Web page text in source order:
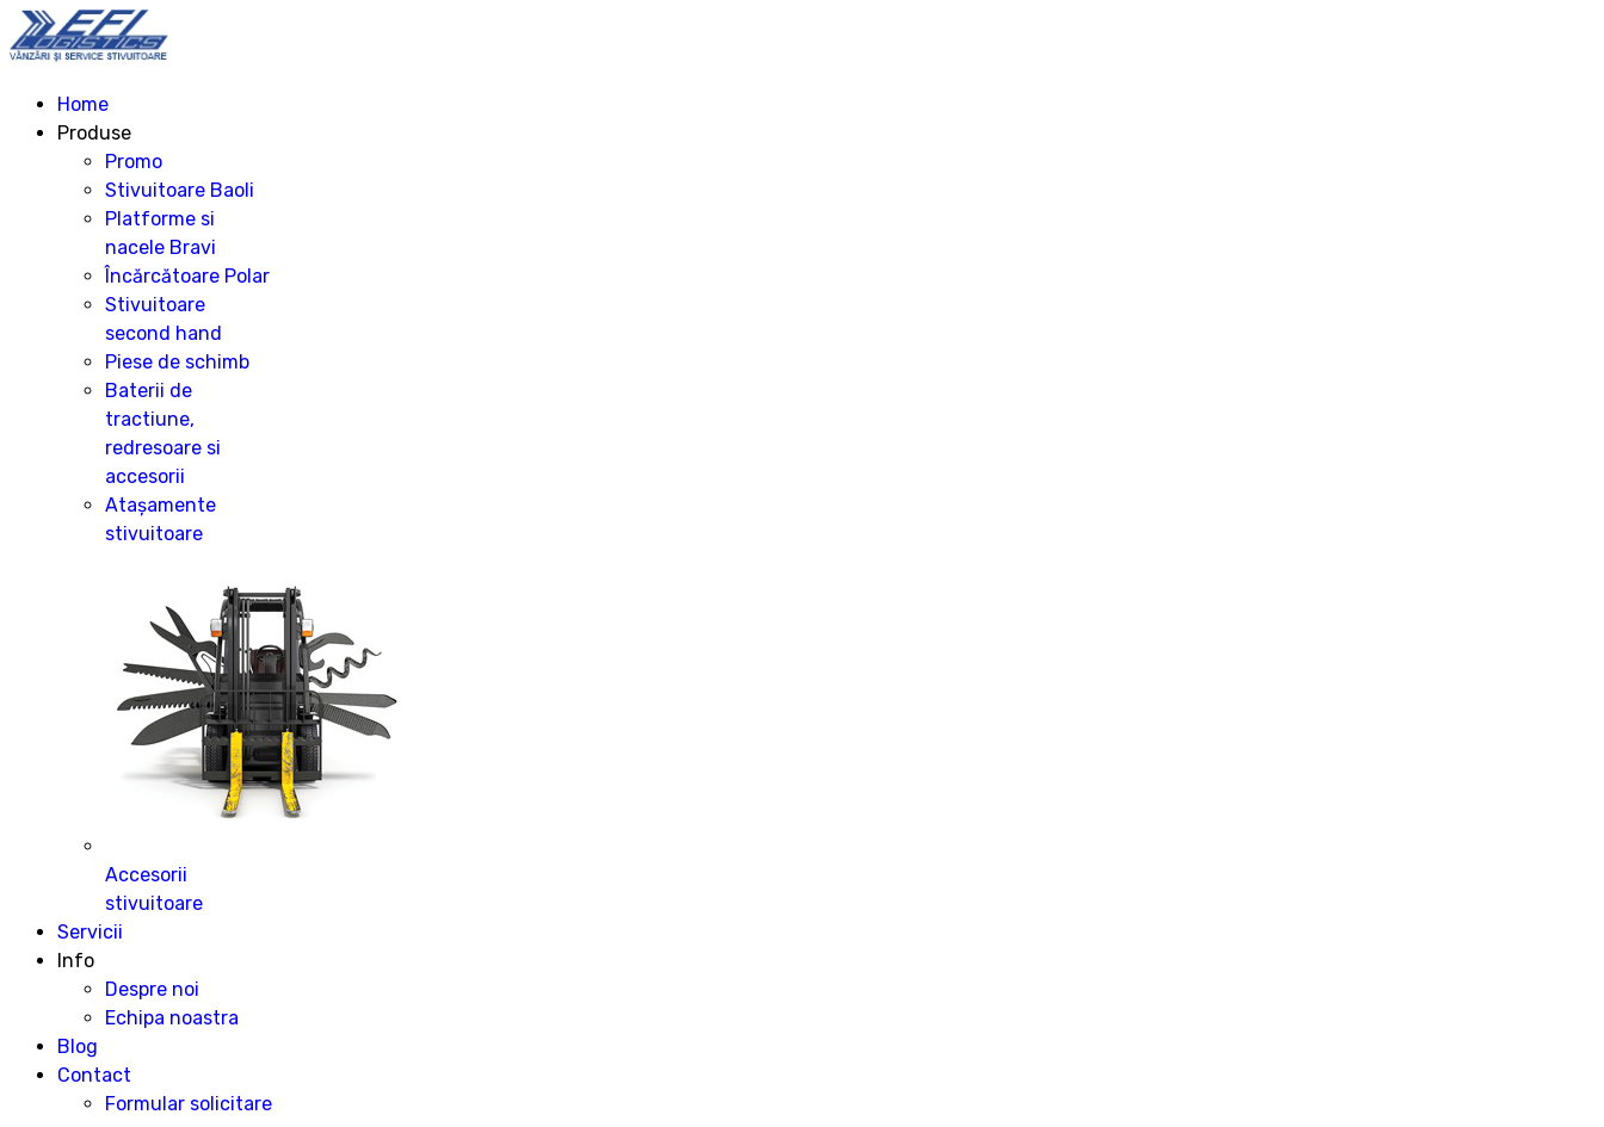
Home
Produse
Promo
Stivuitoare Baoli
Platforme si
nacele Bravi
Încărcătoare Polar
Stivuitoare
second hand
Piese de schimb
Baterii de
tractiune,
redresoare si
accesorii
Atașamente
stivuitoare
Accesorii
stivuitoare
Servicii
Info
Despre noi
Echipa noastra
Blog
Contact
Formular solicitare